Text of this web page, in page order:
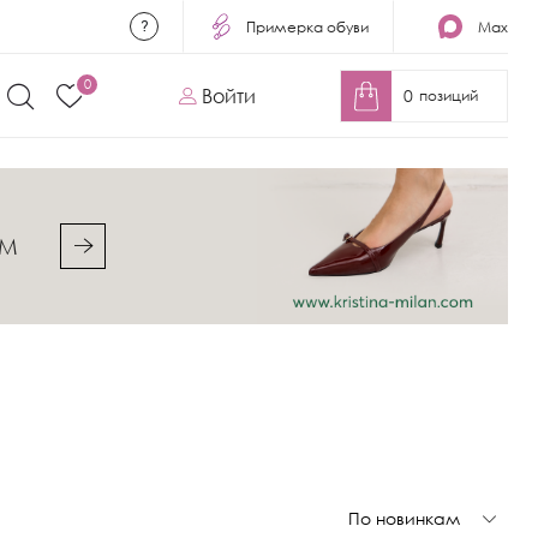
Примерка обуви Max
0
Войти 0 позиций
По новинкам